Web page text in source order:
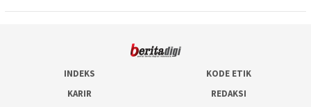
INDEKS
KODE ETIK
KARIR
REDAKSI